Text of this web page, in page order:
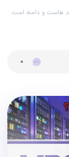
هاست و دامنه است.
۰